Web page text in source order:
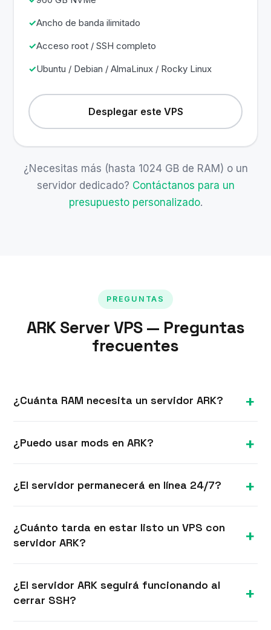
Ancho de banda ilimitado
Acceso root / SSH completo
Ubuntu / Debian / AlmaLinux / Rocky Linux
Desplegar este VPS
¿Necesitas más (hasta 1024 GB de RAM) o un
servidor dedicado? Contáctanos para un
presupuesto personalizado.
PREGUNTAS
ARK Server VPS — Preguntas
frecuentes
¿Cuánta RAM necesita un servidor ARK?
16 GB o más, especialmente con mods y mayor
estabilidad del servidor.
¿Puedo usar mods en ARK?
Steam Workshop y mapas personalizados y
¿El servidor permanecerá en línea 24/7?
ARK siempre está disponible con progreso
persistente.
¿Cuánto tarda en estar listo un VPS con
servidor ARK?
minutos tras el pedido. Recibes tu IP y
credenciales SSH root por correo y puedes
¿El servidor ARK seguirá funcionando al
cerrar SSH?